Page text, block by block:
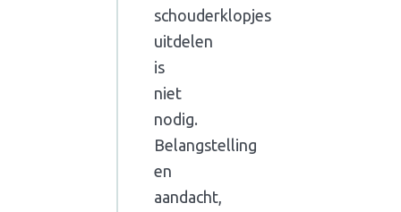
schouderklopjes
uitdelen
is
niet
nodig.
Belangstelling
en
aandacht,